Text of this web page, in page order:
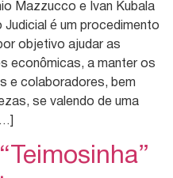
Mazzucco e Ivan Kubala
é um procedimento
objetivo ajudar as
econômicas, a manter os
e colaboradores, bem
se valendo de uma